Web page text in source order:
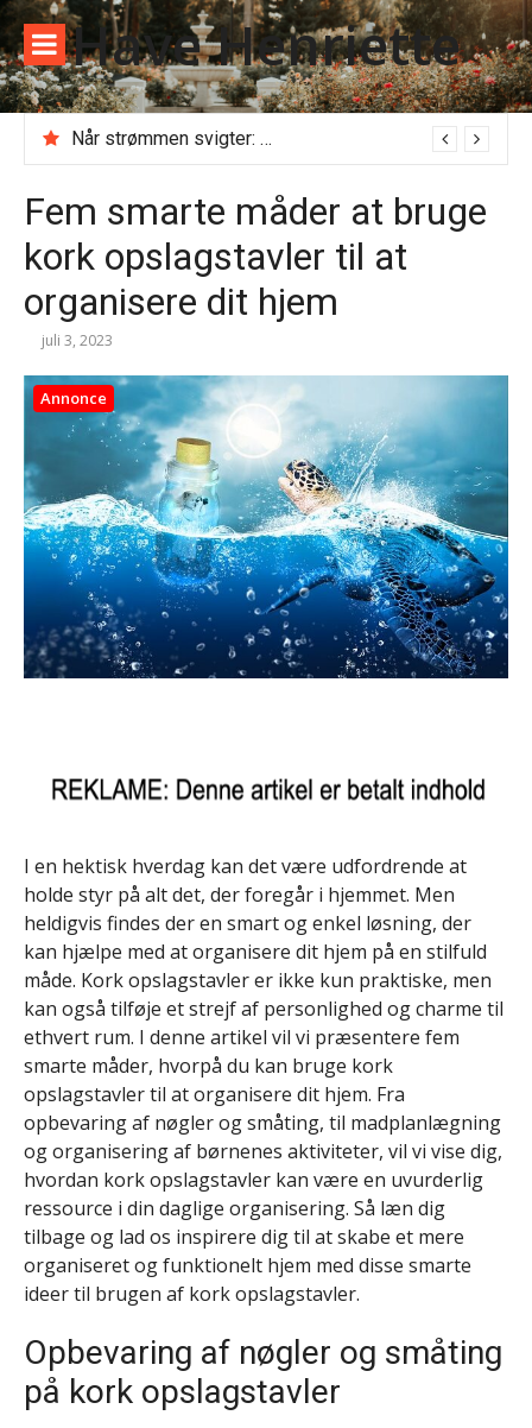
Spring
til
indhold Have Henriette
Når strømmen svigter: Alt du skal vide, før du ringer til en akut elektriker
Fem smarte måder at bruge
kork opslagstavler til at
organisere dit hjem
juli 3, 2023
Annonce
I en hektisk hverdag kan det være udfordrende at
holde styr på alt det, der foregår i hjemmet. Men
heldigvis findes der en smart og enkel løsning, der
kan hjælpe med at organisere dit hjem på en stilfuld
måde. Kork opslagstavler er ikke kun praktiske, men
kan også tilføje et strejf af personlighed og charme til
ethvert rum. I denne artikel vil vi præsentere fem
smarte måder, hvorpå du kan bruge kork
opslagstavler til at organisere dit hjem. Fra
opbevaring af nøgler og småting, til madplanlægning
og organisering af børnenes aktiviteter, vil vi vise dig,
hvordan kork opslagstavler kan være en uvurderlig
ressource i din daglige organisering. Så læn dig
tilbage og lad os inspirere dig til at skabe et mere
organiseret og funktionelt hjem med disse smarte
ideer til brugen af kork opslagstavler.
Opbevaring af nøgler og småting
på kork opslagstavler